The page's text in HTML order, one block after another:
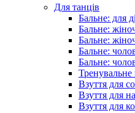
Для танців
Бальне: для
Бальне:
Бальне:
Бальне:
Бальне:
Тренувальне
Взуття для
Взуття для
Взуття для